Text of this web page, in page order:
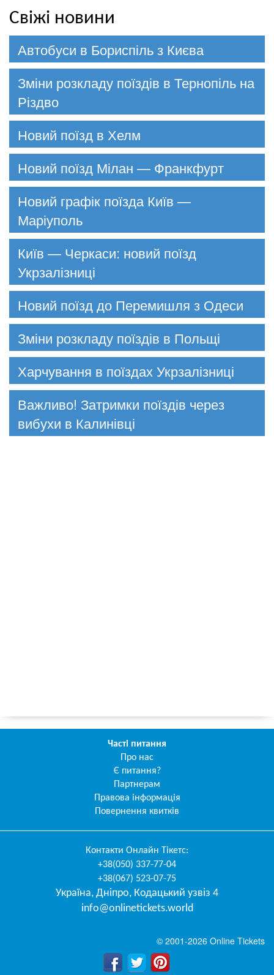
Свіжі новини
Автобуси в Бориспіль з Києва
Зміни розкладу поїздів в Тернопіль на
Різдво
Новий поїзд в Хелм
Новий поїзд Мілан — Франкфурт
Новий графік поїзда Київ —
Маріуполь
Київ — Черкаси: новий поїзд
Укрзалізниці
Новий поїзд до Перемишля з Одеси
Зміни розкладу поїздів в Польщі
Харчування в поїздах Укрзалізниці
Важливо! Затримки поїздів через
вибухи в Калинівці
Часті питання
Про нас
Є питання?
Партнерам
Правова інформація
Повернення квитків
Контакти Онлайн Тікетс:
+38(050) 337-77-04
+38(067) 523-07-75
Україна, Дніпро, Кодацький узвіз 4
info@onlinetickets.world
© 2001-2026 Online Tickets